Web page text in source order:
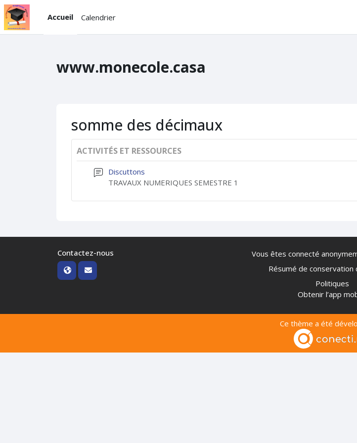
Passer au contenu principal
Accueil
Calendrier
www.monecole.casa
somme des décimaux
ACTIVITÉS ET RESSOURCES
Discuttons
TRAVAUX NUMERIQUES SEMESTRE 1
Contactez-nous Vous êtes connecté
Résumé de conservation
Politiques
Obtenir l’app
Ce thème a été